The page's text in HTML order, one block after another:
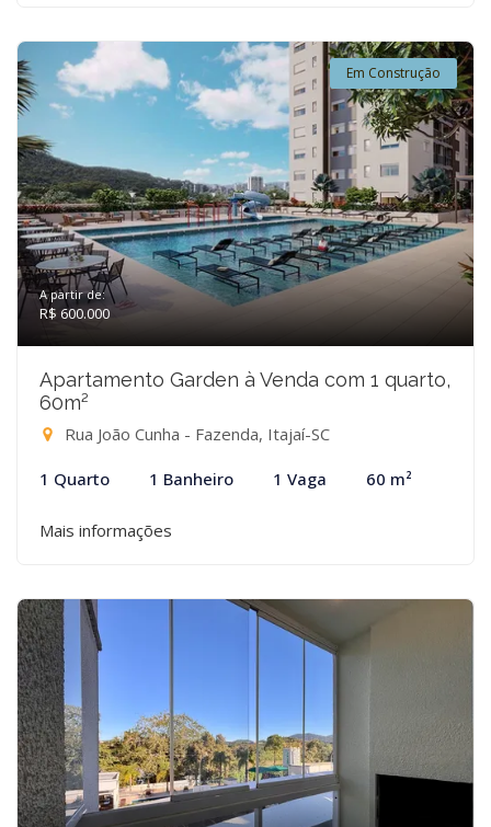
Em Construção
A partir de:
R$ 600.000
Apartamento Garden à Venda com 1 quarto,
60m²
Rua João Cunha - Fazenda, Itajaí-SC
1 Quarto 1 Banheiro 1 Vaga 60 m²
Mais informações